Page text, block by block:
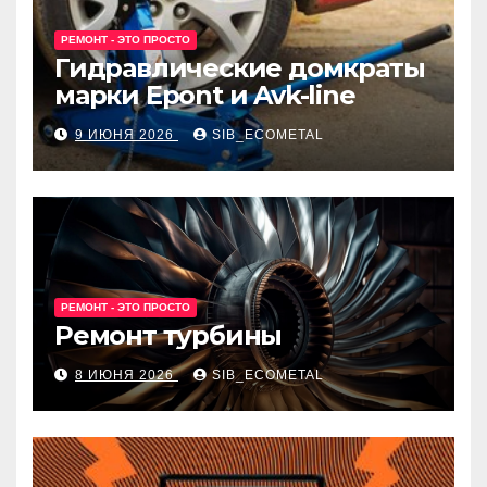
РЕМОНТ - ЭТО ПРОСТО
Гидравлические домкраты
марки Epont и Avk-line
9 ИЮНЯ 2026 SIB_ECOMETAL
РЕМОНТ - ЭТО ПРОСТО
Ремонт турбины
8 ИЮНЯ 2026 SIB_ECOMETAL